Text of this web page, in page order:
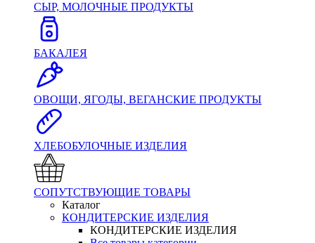
СЫР, МОЛОЧНЫЕ ПРОДУКТЫ
БАКАЛЕЯ
ОВОЩИ, ЯГОДЫ, ВЕГАНСКИЕ ПРОДУКТЫ
ХЛЕБОБУЛОЧНЫЕ ИЗДЕЛИЯ
СОПУТСТВУЮЩИЕ ТОВАРЫ
Каталог
КОНДИТЕРСКИЕ ИЗДЕЛИЯ
КОНДИТЕРСКИЕ ИЗДЕЛИЯ